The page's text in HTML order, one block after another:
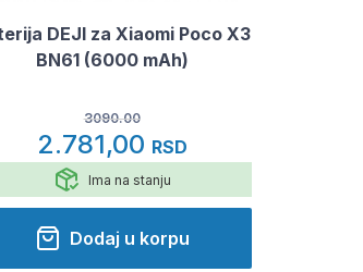
DEJI za Xiaomi Poco X3
BN61 (6000 mAh)
3090.00
2.781,00 RSD
Ima na stanju
Dodaj u korpu